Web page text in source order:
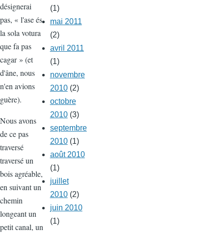
désignerai
pas, « l'ase és
la sola votura
que fa pas
cagar » (et
d'âne, nous
n'en avions
guère).
Nous avons
de ce pas
traversé
traversé un
bois agréable,
en suivant un
chemin
longeant un
petit canal, un
(1)
mai 2011
(2)
avril 2011
(1)
novembre
2010(2)
octobre
2010(3)
septembre
2010(1)
août 2010
(1)
juillet
2010(2)
juin 2010
(1)